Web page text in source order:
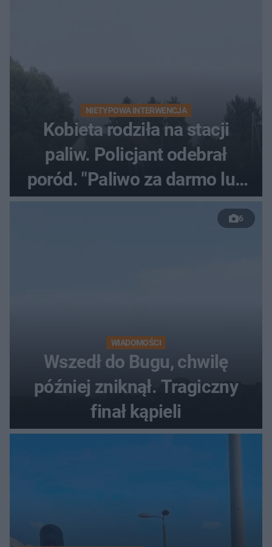
NIETYPOWA INTERWENCJA
Kobieta rodziła na stacji
paliw. Policjant odebrał
poród. "Paliwo za darmo lub
50 %!"
6
WIADOMOŚCI
Wszedł do Bugu, chwilę
później zniknął. Tragiczny
finał kąpieli